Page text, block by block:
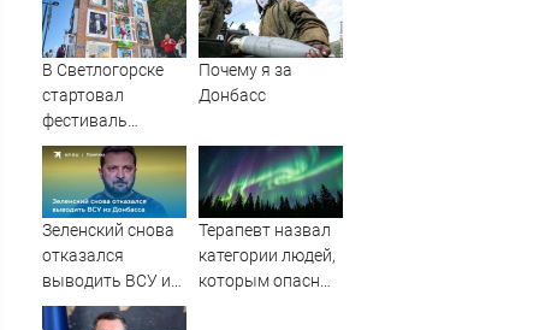
:: Издательство
Русская Идея
после дрифта в
центре города
В Светлогорске
стартовал
фестиваль
современного
искусства «Море
внутри»
Почему я за
Донбасс
Зеленский снова
отказался
выводить ВСУ из
Донбасса
Терапевт назвал
категории людей,
которым опасны